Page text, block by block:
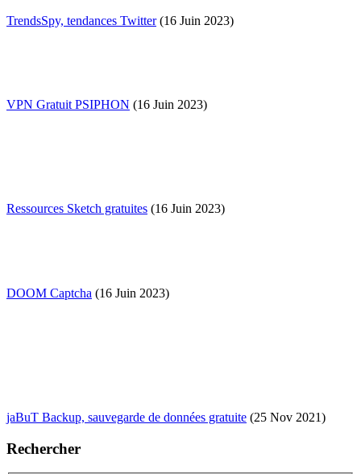
TrendsSpy, tendances Twitter(16 Juin 2023)
VPN Gratuit PSIPHON (16 Juin 2023)
Ressources Sketch gratuites (16 Juin 2023)
DOOM Captcha (16 Juin 2023)
jaBuT Backup, sauvegarde de données gratuite (25 Nov 2021)
Rechercher